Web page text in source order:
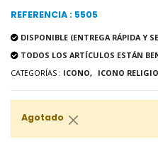
€90.00
€9.90
REFERENCIA : 5505
DISPONIBLE (ENTREGA RÁPIDA Y
TODOS LOS ARTÍCULOS ESTÁN
CATEGORÍAS : ICONO, ICONO
Agotado